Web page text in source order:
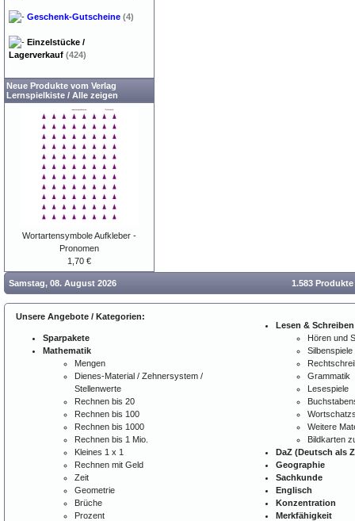
Geschenk-Gutscheine (4)
Einzelstücke /
Lagerverkauf (424)
Neue Produkte vom Verlag
Lernspielkiste / Alle zeigen
Wortartensymbole Aufkleber -
Pronomen
1,70 €
Samstag, 08. August 2026 1.583
Unsere Angebote / Kategorien:
Sparpakete
Mathematik
Mengen
Dienes-Material / Zehnersystem /
Stellenwerte
Rechnen bis 20
Rechnen bis 100
Rechnen bis 1000
Rechnen bis 1 Mio.
Kleines 1 x 1
Rechnen mit Geld
Zeit
Geometrie
Brüche
Prozent
Lesen & Schreiben
Hören und
Silbenspiele
Grammatik
Lesespiele
Weitere
Bildkarten
DaZ (Deutsch als
Geographie
Sachkunde
Englisch
Konzentration
Merkfähigkeit